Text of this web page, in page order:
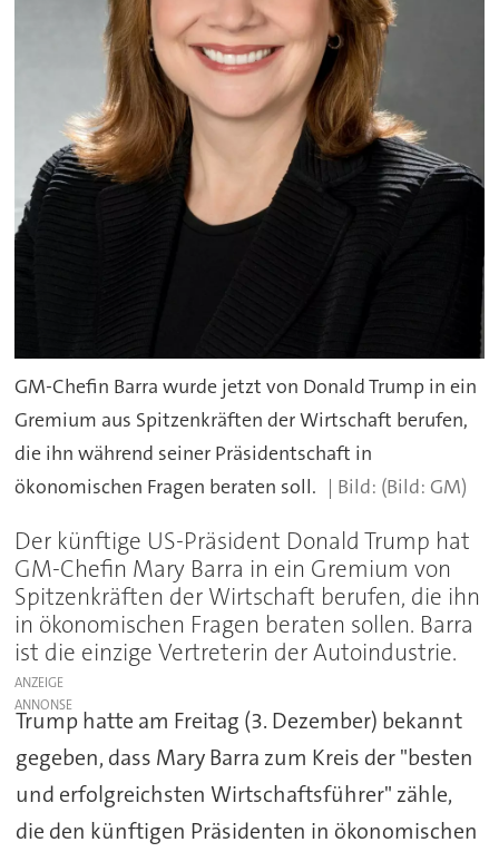
GM-Chefin Barra wurde jetzt von Donald Trump in ein
Gremium aus Spitzenkräften der Wirtschaft berufen,
die ihn während seiner Präsidentschaft in
ökonomischen Fragen beraten soll.
(Bild: GM)
Der künftige US-Präsident Donald Trump hat
GM-Chefin Mary Barra in ein Gremium von
Spitzenkräften der Wirtschaft berufen, die ihn
in ökonomischen Fragen beraten sollen. Barra
ist die einzige Vertreterin der Autoindustrie.
ANZEIGE
Trump hatte am Freitag (3. Dezember) bekannt
gegeben, dass Mary Barra zum Kreis der "besten
und erfolgreichsten Wirtschaftsführer" zähle,
die den künftigen Präsidenten in ökonomischen